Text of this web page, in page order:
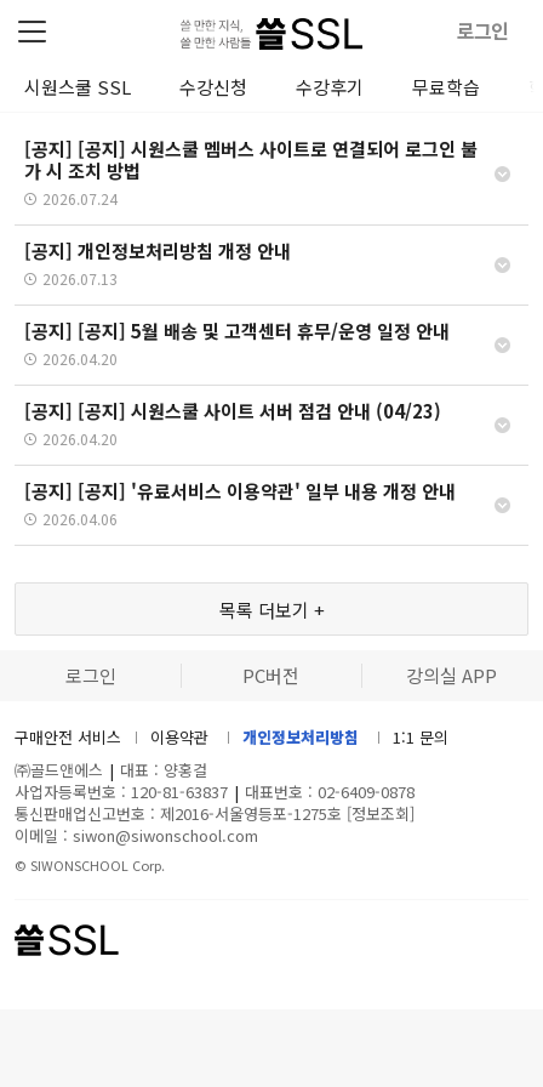
로그인
시원스쿨 SSL 수강신청 수강후기 무료학습
[공지] [공지] 시원스쿨 멤버스 사이트로 연결되어 로그인 불
가 시 조치 방법
2026.07.24
[공지] 개인정보처리방침 개정 안내
2026.07.13
[공지] [공지] 5월 배송 및 고객센터 휴무/운영 일정 안내
2026.04.20
[공지] [공지] 시원스쿨 사이트 서버 점검 안내 (04/23)
2026.04.20
[공지] [공지] '유료서비스 이용약관' 일부 내용 개정 안내
2026.04.06
목록 더보기 +
로그인 PC버전 강의실 APP
구매안전 서비스 이용약관 개인정보처리방침
1:1 문의
㈜골드앤에스 | 대표 : 양홍걸
사업자등록번호 : 120-81-63837 | 대표번호 : 02-6409-0878
통신판매업신고번호 : 제2016-서울영등포-1275호 [정보조회]
이메일 : siwon@siwonschool.com
© SIWONSCHOOL Corp.